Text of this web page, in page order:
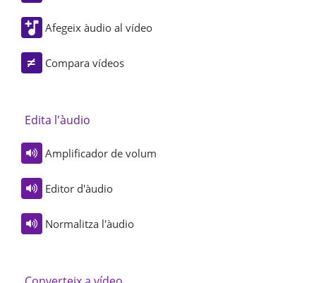
Afegeix àudio al vídeo
Compara vídeos
Edita l'àudio
Amplificador de volum
Editor d'àudio
Normalitza l'àudio